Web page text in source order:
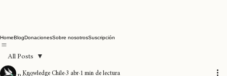
All Posts